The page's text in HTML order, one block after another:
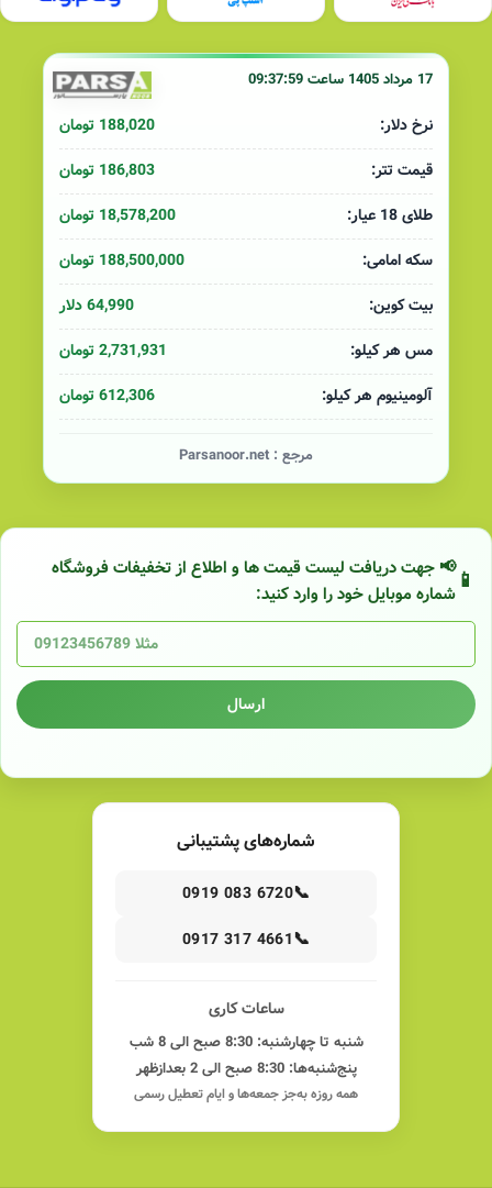
17 مرداد 1405 ساعت 09:37:59
نرخ دلار:
188,020 تومان
قیمت تتر:
186,803 تومان
طلای 18 عیار:
18,578,200 تومان
سکه امامی:
188,500,000 تومان
بیت کوین:
64,990 دلار
مس هر کیلو:
2,731,931 تومان
آلومینیوم هر کیلو:
612,306 تومان
مرجع : Parsanoor.net
📢 جهت دریافت لیست قیمت ها و اطلاع از تخفیفات فروشگاه
شماره موبایل خود را وارد کنید:
ارسال
شماره‌های پشتیبانی
📞
0919 083 6720
📞
0917 317 4661
ساعات کاری
شنبه تا چهارشنبه: 8:30 صبح الی 8 شب
پنج‌شنبه‌ها: 8:30 صبح الی 2 بعدازظهر
همه روزه به‌جز جمعه‌ها و ایام تعطیل رسمی